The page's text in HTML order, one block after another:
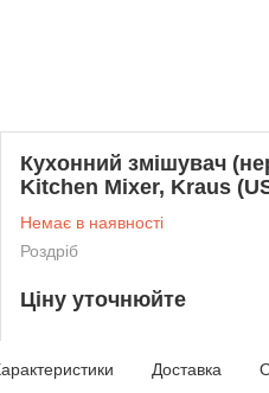
Кухонний змішувач
Kitchen Mixer, Kraus
Немає в наявності
Роздріб
Ціну уточнюйте
Доставка